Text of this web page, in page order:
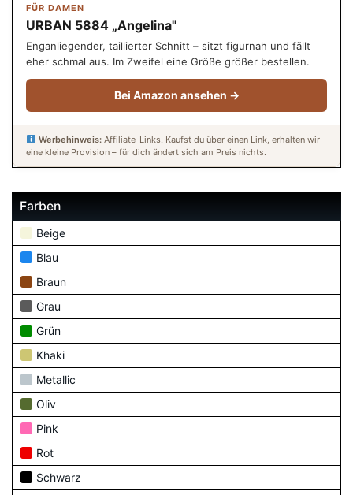
FÜR DAMEN
URBAN 5884 „Angelina"
Enganliegender, taillierter Schnitt – sitzt figurnah und fällt
eher schmal aus. Im Zweifel eine Größe größer bestellen.
Bei Amazon ansehen →
Werbehinweis:Affiliate-Links. Kaufst du über einen Link, erhalten wir
eine kleine Provision – für dich ändert sich am Preis nichts.
Farben
Beige
Blau
Braun
Grau
Grün
Khaki
Metallic
Oliv
Pink
Rot
Schwarz